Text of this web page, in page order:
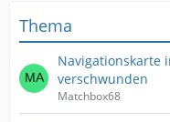
Thema
Navigationskarte
verschwunden
Matchbox68